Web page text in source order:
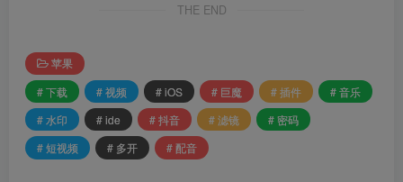
THE END
苹果
# 下载
# 视频 # iOS # 巨魔 # 插件
# 音乐
# 水印
# ide # 抖音 # 滤镜
# 密码
# 短视频
# 多开 # 配音